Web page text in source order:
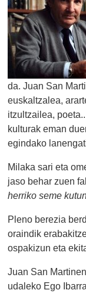
da. Juan San
euskaltzalea,
itzultzailea,
kulturak eman
egindako
Milaka sari eta
jaso behar zuen
herriko seme
Pleno berezia
oraindik
ospakizun eta
Juan San
udaleko Ego